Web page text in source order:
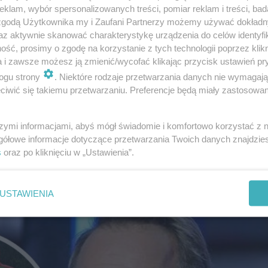
po rezygnację z sakramentu
imprezami polskich celebrytów. Internauci
Sykut-Jeżyny
brakuje sław, które świadomie zrezygnowały z
Małgorzata Rozenek-Majdan oraz Edyta Górniak.
wybór spersonalizowanych treści, pomiar reklam i treści,
Użytkownika my i Zaufani Partnerzy możemy używać
aktywnie skanować charakterystykę urządzenia do celów
prosimy o zgodę na korzystanie z tych technologii poprzez
i zawsze możesz ją zmienić/wycofać klikając przycisk ustawień
strony
. Niektóre rodzaje przetwarzania danych nie
się takiemu przetwarzaniu. Preferencje będą miały
informacjami, abyś mógł świadomie i komfortowo korzystać z
informacje dotyczące przetwarzania Twoich danych
oraz po kliknięciu w „Ustawienia”.
USTAWIENIA